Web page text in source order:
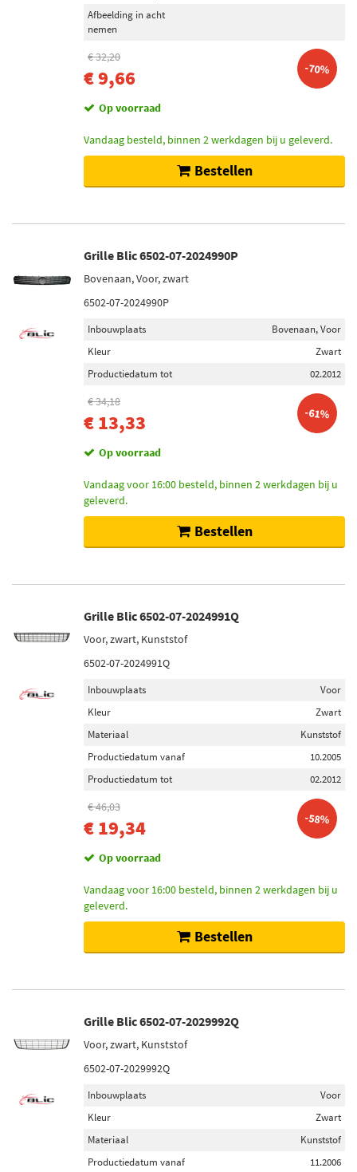
Afbeelding in acht
nemen
€ 32,20
€ 9,66 -70%
Op voorraad
Vandaag besteld, binnen 2 werkdagen bij u geleverd.
Bestellen
Grille Blic 6502-07-2024990P
Bovenaan, Voor, zwart
6502-07-2024990P
Inbouwplaats
Bovenaan, Voor
Kleur
Zwart
Productiedatum tot
02.2012
€ 34,18
€ 13,33 -61%
Op voorraad
Vandaag voor 16:00 besteld, binnen 2 werkdagen bij u
geleverd.
Bestellen
Grille Blic 6502-07-2024991Q
Voor, zwart, Kunststof
6502-07-2024991Q
Inbouwplaats
Voor
Kleur
Zwart
Materiaal
Kunststof
Productiedatum vanaf
10.2005
Productiedatum tot
02.2012
€ 46,03
€ 19,34 -58%
Op voorraad
Vandaag voor 16:00 besteld, binnen 2 werkdagen bij u
geleverd.
Bestellen
Grille Blic 6502-07-2029992Q
Voor, zwart, Kunststof
6502-07-2029992Q
Inbouwplaats
Voor
Kleur
Zwart
Materiaal
Kunststof
Productiedatum vanaf
11.2006